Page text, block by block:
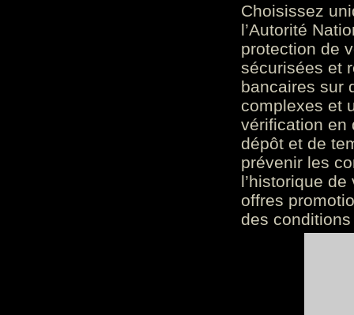
Choisissez
l’Autorité
protection de
sécurisées et
bancaires sur
complexes et
vérification en
dépôt et de
prévenir les
l’historique
offres
des